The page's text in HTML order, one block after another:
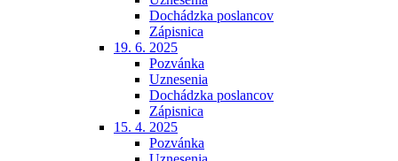
Dochádzka poslancov
Zápisnica
19. 6. 2025
Pozvánka
Uznesenia
Dochádzka poslancov
Zápisnica
15. 4. 2025
Pozvánka